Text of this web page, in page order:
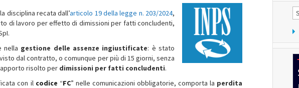
disciplina recata dall’articolo 19 della legge n. 203/2024,
di lavoro per effetto di dimissioni per fatti concludenti,
nella gestione delle assenze ingiustificate: è stato
dal contratto, o comunque per più di 15 giorni, senza
risolto per dimissioni per fatti concludenti.
con il codice “FC” nelle comunicazioni obbligatorie, comporta la perdita